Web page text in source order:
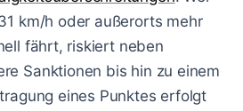
km/h oder außerorts mehr
fährt, riskiert neben
Sanktionen bis hin zu einem
eines Punktes erfolgt